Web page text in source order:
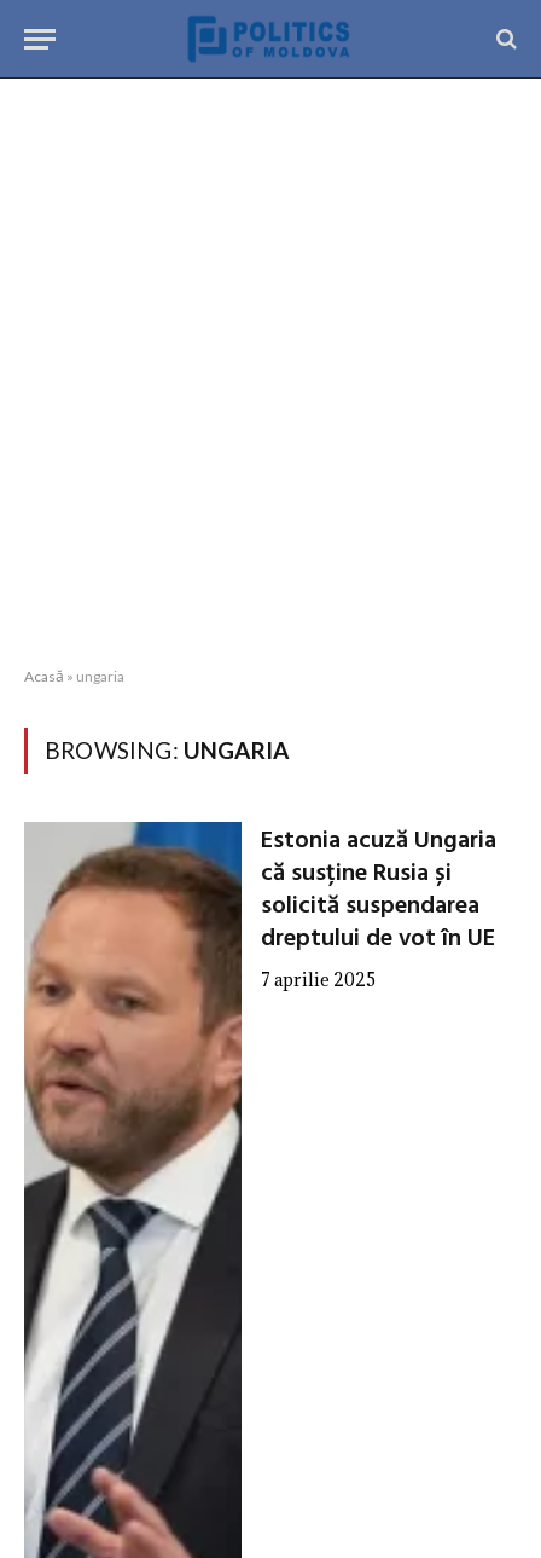
Acasă » ungaria
BROWSING: UNGARIA
Estonia acuză Ungaria
că susține Rusia și
solicită suspendarea
dreptului de vot în UE
7 aprilie 2025